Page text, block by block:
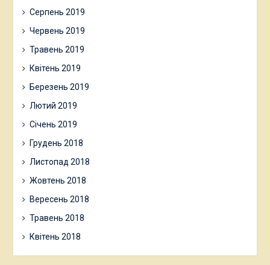
Серпень 2019
Червень 2019
Травень 2019
Квітень 2019
Березень 2019
Лютий 2019
Січень 2019
Грудень 2018
Листопад 2018
Жовтень 2018
Вересень 2018
Травень 2018
Квітень 2018